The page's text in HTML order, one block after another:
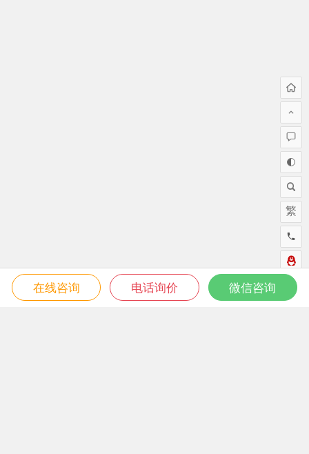
繁
在线咨询 电话询价 微信咨询